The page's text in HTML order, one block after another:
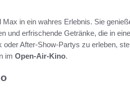
in ein wahres Erlebnis. Sie
und erfrischende Getränke, die in
After-Show-Partys zu erleben,
im Open-Air-Kino.